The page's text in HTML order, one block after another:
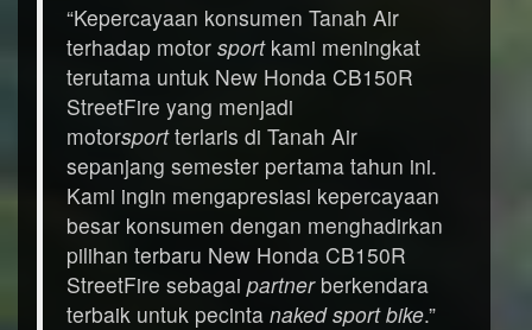
“Kepercayaan konsumen Tanah Air
terhadap motor sportkami meningkat
terutama untuk New Honda CB150R
StreetFire yang menjadi
motorsportterlaris di Tanah Air
sepanjang semester pertama tahun ini.
Kami ingin mengapresiasi kepercayaan
besar konsumen dengan menghadirkan
pilihan terbaru New Honda CB150R
StreetFire sebagai partnerberkendara
terbaik untuk pecinta naked sport bike.”